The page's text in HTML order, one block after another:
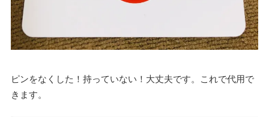
ピンをなくした！持っていない！大丈夫です。これで代用で
きます。